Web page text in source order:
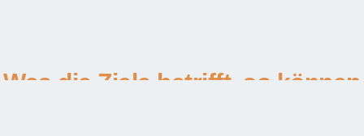
Was die Ziele betrifft, so können